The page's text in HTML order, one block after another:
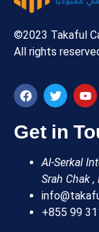
©2023 Takaful
All rights
Get in
Al-Serkal
Srah Chak
+855 99